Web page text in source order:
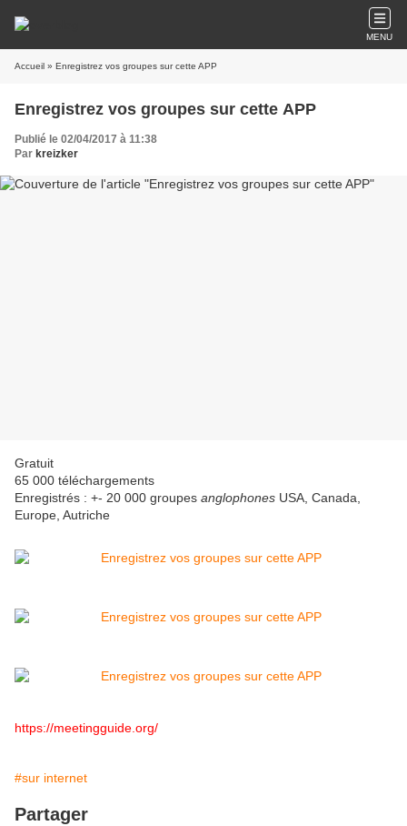
MENU
Accueil » Enregistrez vos groupes sur cette APP
Enregistrez vos groupes sur cette APP
Publié le 02/04/2017 à 11:38
Par kreizker
Gratuit
65 000 téléchargements
Enregistrés : +- 20 000 groupes anglophones USA, Canada,
Europe, Autriche
https://meetingguide.org/
#sur internet
Partager